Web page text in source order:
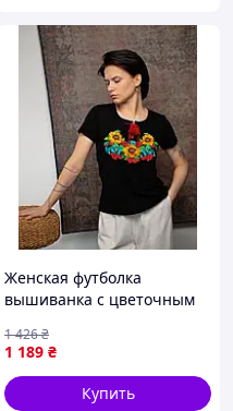
Женская футболка
вышиванка с цветочным
L 9262-TD
1 189 ₴
1 426₴
Купить